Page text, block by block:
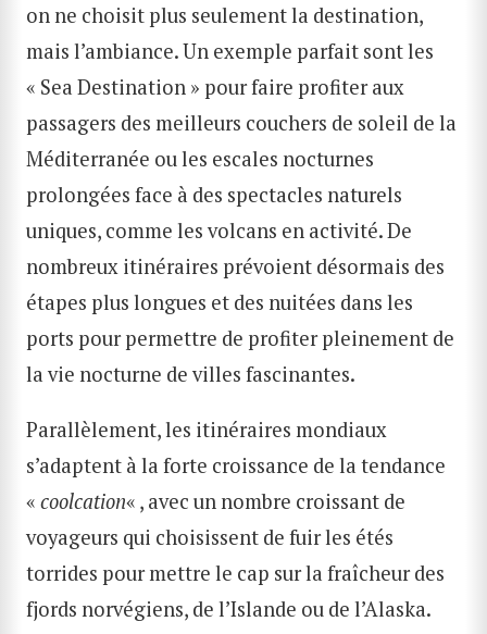
RECHERCHE
on ne choisit plus seulement la destination,
mais l’ambiance. Un exemple parfait sont les
« Sea Destination » pour faire profiter aux
passagers des meilleurs couchers de soleil de la
Méditerranée ou les escales nocturnes
prolongées face à des spectacles naturels
uniques, comme les volcans en activité. De
nombreux itinéraires prévoient désormais des
étapes plus longues et des nuitées dans les
ports pour permettre de profiter pleinement de
la vie nocturne de villes fascinantes.
Parallèlement, les itinéraires mondiaux
s’adaptent à la forte croissance de la tendance
« coolcation« , avec un nombre croissant de
voyageurs qui choisissent de fuir les étés
torrides pour mettre le cap sur la fraîcheur des
fjords norvégiens, de l’Islande ou de l’Alaska.